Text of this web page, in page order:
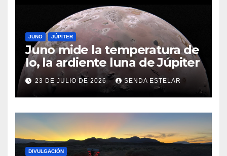
JUNO JÚPITER
Juno mide la temperatura de
Io, la ardiente luna de Júpiter
23 DE JULIO DE 2026 SENDA ESTELAR
DIVULGACIÓN